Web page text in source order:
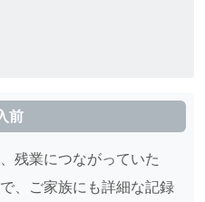
前
残業につながっていた
、ご家族にも詳細な記録